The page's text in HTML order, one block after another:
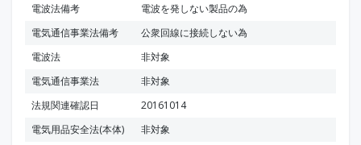
電波法備考
電波を発しない製品の為
電気通信事業法備考
公衆回線に接続しない為
電波法
非対象
電気通信事業法
非対象
法規関連確認日
20161014
電気用品安全法(本体)
非対象